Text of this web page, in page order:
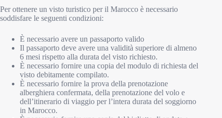
Per ottenere un visto turistico per il Marocco è necessario
soddisfare le seguenti condizioni:
È necessario avere un passaporto valido
Il passaporto deve avere una validità superiore di almeno
6 mesi rispetto alla durata del visto richiesto.
È necessario fornire una copia del modulo di richiesta del
visto debitamente compilato.
È necessario fornire la prova della prenotazione
alberghiera confermata, della prenotazione del volo e
dell’itinerario di viaggio per l’intera durata del soggiorno
in Marocco.